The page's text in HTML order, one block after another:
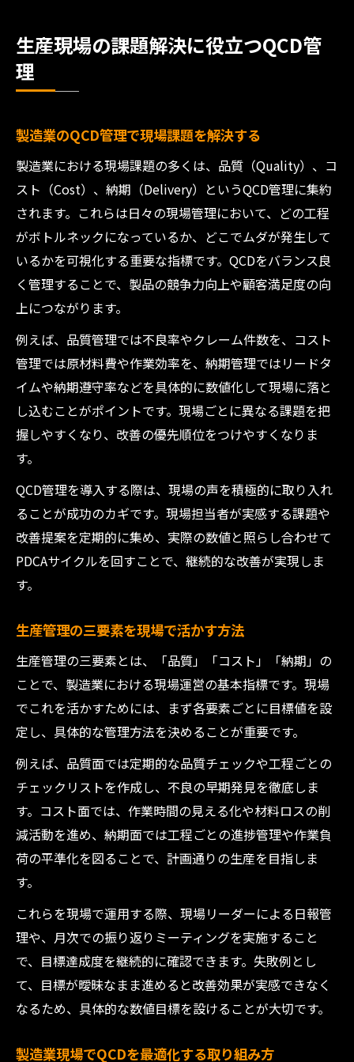
生産現場の課題解決に役立つQCD管
理
製造業のQCD管理で現場課題を解決する
製造業における現場課題の多くは、品質（Quality）、コ
スト（Cost）、納期（Delivery）というQCD管理に集約
されます。これらは日々の現場管理において、どの工程
がボトルネックになっているか、どこでムダが発生して
いるかを可視化する重要な指標です。QCDをバランス良
く管理することで、製品の競争力向上や顧客満足度の向
上につながります。
例えば、品質管理では不良率やクレーム件数を、コスト
管理では原材料費や作業効率を、納期管理ではリードタ
イムや納期遵守率などを具体的に数値化して現場に落と
し込むことがポイントです。現場ごとに異なる課題を把
握しやすくなり、改善の優先順位をつけやすくなりま
す。
QCD管理を導入する際は、現場の声を積極的に取り入れ
ることが成功のカギです。現場担当者が実感する課題や
改善提案を定期的に集め、実際の数値と照らし合わせて
PDCAサイクルを回すことで、継続的な改善が実現しま
す。
生産管理の三要素を現場で活かす方法
生産管理の三要素とは、「品質」「コスト」「納期」の
ことで、製造業における現場運営の基本指標です。現場
でこれを活かすためには、まず各要素ごとに目標値を設
定し、具体的な管理方法を決めることが重要です。
例えば、品質面では定期的な品質チェックや工程ごとの
チェックリストを作成し、不良の早期発見を徹底しま
す。コスト面では、作業時間の見える化や材料ロスの削
減活動を進め、納期面では工程ごとの進捗管理や作業負
荷の平準化を図ることで、計画通りの生産を目指しま
す。
これらを現場で運用する際、現場リーダーによる日報管
理や、月次での振り返りミーティングを実施すること
で、目標達成度を継続的に確認できます。失敗例とし
て、目標が曖昧なまま進めると改善効果が実感できなく
なるため、具体的な数値目標を設けることが大切です。
製造業現場でQCDを最適化する取り組み方